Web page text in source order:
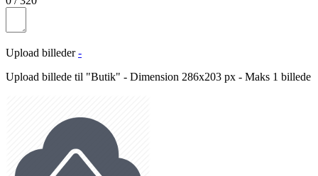
Upload billeder -
Upload billede til "Butik" - Dimension 286x203 px - Maks 1 billede